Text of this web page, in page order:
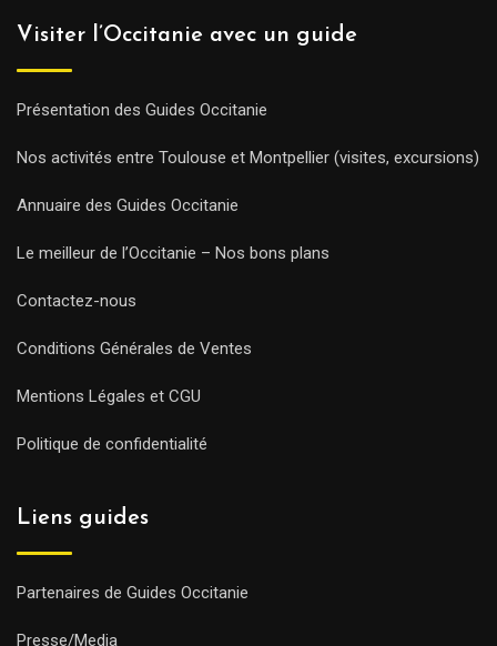
Visiter l’Occitanie avec un guide
Présentation des Guides Occitanie
Nos activités entre Toulouse et Montpellier (visites, excursions)
Annuaire des Guides Occitanie
Le meilleur de l’Occitanie – Nos bons plans
Contactez-nous
Conditions Générales de Ventes
Mentions Légales et CGU
Politique de confidentialité
Liens guides
Partenaires de Guides Occitanie
Presse/Media